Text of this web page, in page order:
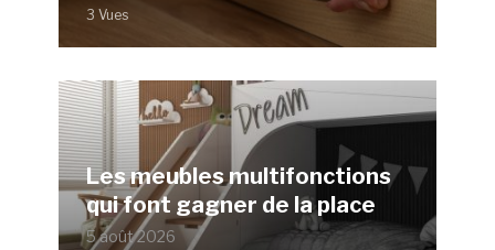
3 Vues
Les meubles multifonctions
qui font gagner de la place
5 août 2026